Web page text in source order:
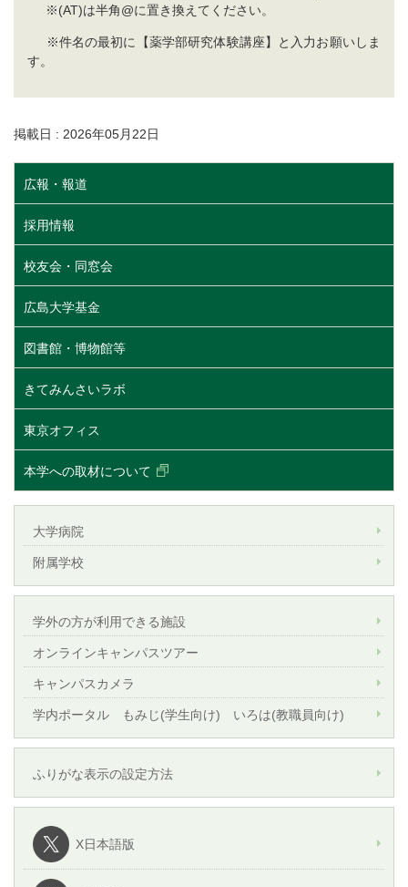
※(AT)は半角@に置き換えてください。
※件名の最初に【薬学部研究体験講座】と入力お願いしま
す。
掲載日 : 2026年05月22日
広報・報道
採用情報
校友会・同窓会
広島大学基金
図書館・博物館等
きてみんさいラボ
東京オフィス
本学への取材について
大学病院
附属学校
学外の方が利用できる施設
オンラインキャンパスツアー
キャンパスカメラ
学内ポータル もみじ(学生向け) いろは(教職員向け)
ふりがな表示の設定方法
X日本語版